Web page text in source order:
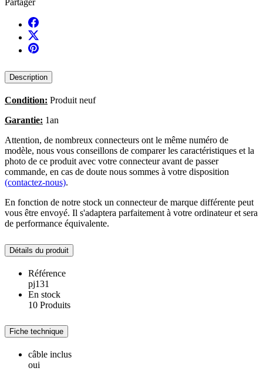
Description
Condition: Produit neuf
Garantie: 1an
Attention, de nombreux connecteurs ont le même numéro de
modèle, nous vous conseillons de comparer les caractéristiques et la
photo de ce produit avec votre connecteur avant de passer
commande, en cas de doute nous sommes à votre disposition
(contactez-nous).
En fonction de notre stock un connecteur de marque différente peut
vous être envoyé. Il s'adaptera parfaitement à votre ordinateur et sera
de performance équivalente.
Détails du produit
Référence
pj131
En stock
10 Produits
Fiche technique
câble inclus
oui